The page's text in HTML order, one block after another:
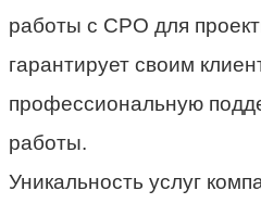
работы с СРО для
гарантирует своим
профессиональную
работы.
Уникальность услуг